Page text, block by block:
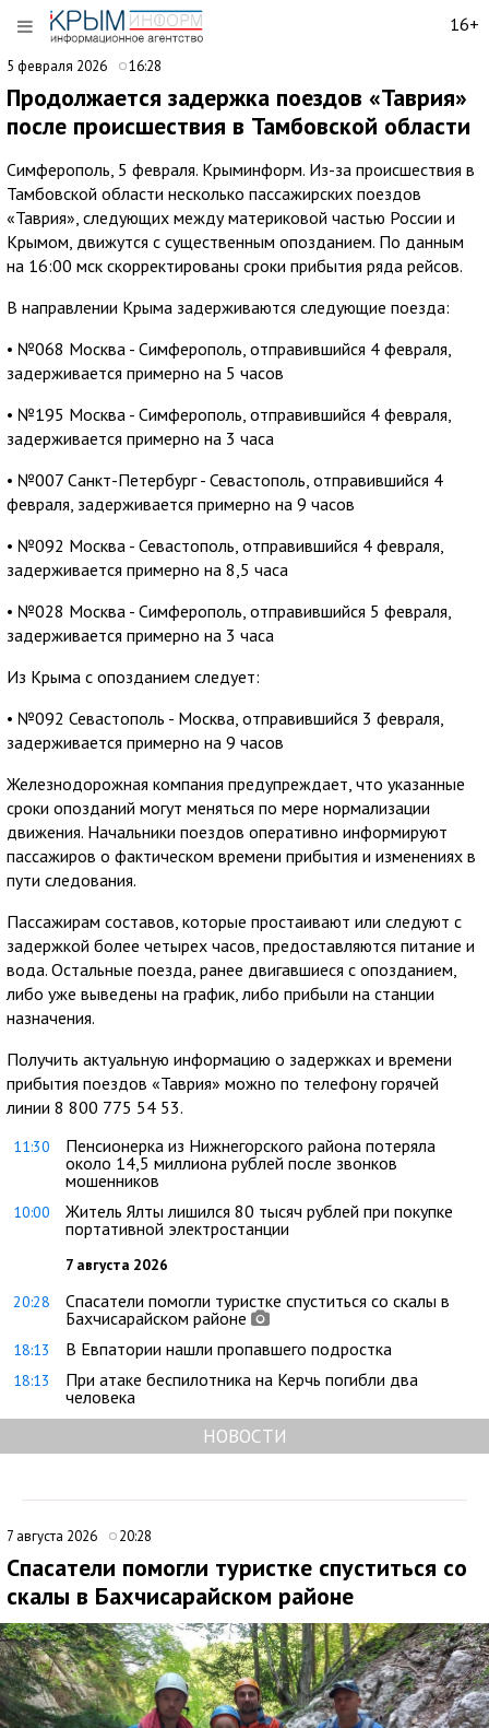
16+
5 февраля 2026 16:28
Продолжается задержка поездов «Таврия»
после происшествия в Тамбовской области
Симферополь, 5 февраля. Крыминформ. Из-за происшествия в
Тамбовской области несколько пассажирских поездов
«Таврия», следующих между материковой частью России и
Крымом, движутся с существенным опозданием. По данным
на 16:00 мск скорректированы сроки прибытия ряда рейсов.
В направлении Крыма задерживаются следующие поезда:
• №068 Москва - Симферополь, отправившийся 4 февраля,
задерживается примерно на 5 часов
• №195 Москва - Симферополь, отправившийся 4 февраля,
задерживается примерно на 3 часа
• №007 Санкт-Петербург - Севастополь, отправившийся 4
февраля, задерживается примерно на 9 часов
• №092 Москва - Севастополь, отправившийся 4 февраля,
задерживается примерно на 8,5 часа
• №028 Москва - Симферополь, отправившийся 5 февраля,
задерживается примерно на 3 часа
Из Крыма с опозданием следует:
• №092 Севастополь - Москва, отправившийся 3 февраля,
задерживается примерно на 9 часов
Железнодорожная компания предупреждает, что указанные
сроки опозданий могут меняться по мере нормализации
движения. Начальники поездов оперативно информируют
пассажиров о фактическом времени прибытия и изменениях в
пути следования.
Пассажирам составов, которые простаивают или следуют с
задержкой более четырех часов, предоставляются питание и
вода. Остальные поезда, ранее двигавшиеся с опозданием,
либо уже выведены на график, либо прибыли на станции
назначения.
Получить актуальную информацию о задержках и времени
прибытия поездов «Таврия» можно по телефону горячей
линии 8 800 775 54 53.
11:30
Пенсионерка из Нижнегорского района потеряла
около 14,5 миллиона рублей после звонков
мошенников
10:00
Житель Ялты лишился 80 тысяч рублей при покупке
портативной электростанции
7 августа 2026
20:28
Спасатели помогли туристке спуститься со скалы в
Бахчисарайском районе
18:13 В Евпатории нашли пропавшего подростка
18:13
При атаке беспилотника на Керчь погибли два
человека
НОВОСТИ
7 августа 2026 20:28
Спасатели помогли туристке спуститься со
скалы в Бахчисарайском районе